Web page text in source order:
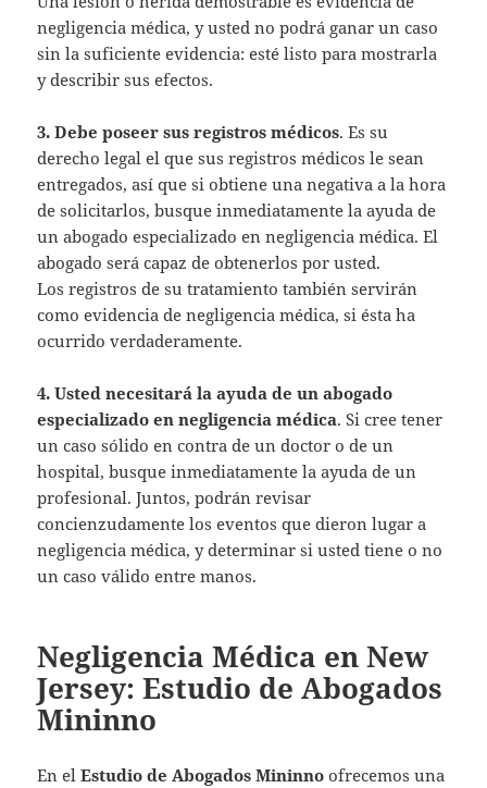
negligencia médica, y usted no podrá ganar un caso
sin la suficiente evidencia: esté listo para mostrarla
y describir sus efectos.
3. Debe poseer sus registros médicos. Es su
derecho legal el que sus registros médicos le sean
entregados, así que si obtiene una negativa a la hora
de solicitarlos, busque inmediatamente la ayuda de
un abogado especializado en negligencia médica. El
abogado será capaz de obtenerlos por usted.
Los registros de su tratamiento también servirán
como evidencia de negligencia médica, si ésta ha
ocurrido verdaderamente.
4. Usted necesitará la ayuda de un abogado
especializado en negligencia médica. Si cree tener
un caso sólido en contra de un doctor o de un
hospital, busque inmediatamente la ayuda de un
profesional. Juntos, podrán revisar
concienzudamente los eventos que dieron lugar a
negligencia médica, y determinar si usted tiene o no
un caso válido entre manos.
Negligencia Médica en New
Jersey: Estudio de Abogados
Mininno
En elEstudio de Abogados Mininno ofrecemos una